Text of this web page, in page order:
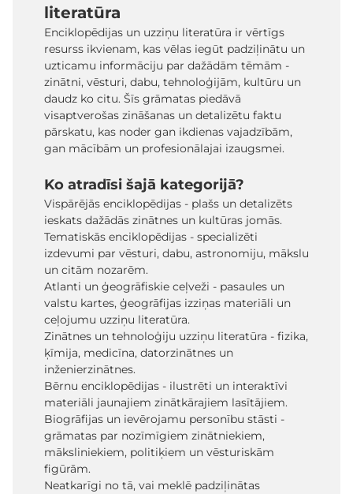
literatūra
Enciklopēdijas un uzziņu literatūra ir vērtīgs
resurss ikvienam, kas vēlas iegūt padziļinātu un
uzticamu informāciju par dažādām tēmām -
zinātni, vēsturi, dabu, tehnoloģijām, kultūru un
daudz ko citu. Šīs grāmatas piedāvā
visaptverošas zināšanas un detalizētu faktu
pārskatu, kas noder gan ikdienas vajadzībām,
gan mācībām un profesionālajai izaugsmei.
Ko atradīsi šajā kategorijā?
Vispārējās enciklopēdijas - plašs un detalizēts
ieskats dažādās zinātnes un kultūras jomās.
Tematiskās enciklopēdijas - specializēti
izdevumi par vēsturi, dabu, astronomiju, mākslu
un citām nozarēm.
Atlanti un ģeogrāfiskie ceļveži - pasaules un
valstu kartes, ģeogrāfijas izziņas materiāli un
ceļojumu uzziņu literatūra.
Zinātnes un tehnoloģiju uzziņu literatūra - fizika,
ķīmija, medicīna, datorzinātnes un
inženierzinātnes.
Bērnu enciklopēdijas - ilustrēti un interaktīvi
materiāli jaunajiem zinātkārajiem lasītājiem.
Biogrāfijas un ievērojamu personību stāsti -
grāmatas par nozīmīgiem zinātniekiem,
māksliniekiem, politiķiem un vēsturiskām
figūrām.
Neatkarīgi no tā, vai meklē padziļinātas